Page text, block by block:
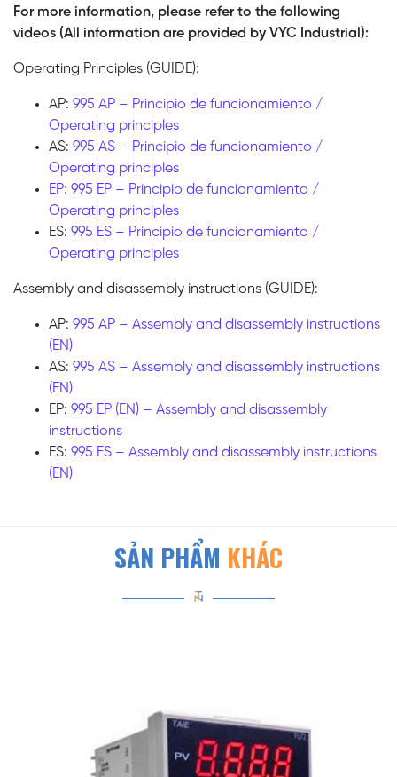
For more information, please refer to the following
videos (All information are provided by VYC Industrial):
Operating Principles (GUIDE):
AP: 995 AP – Principio de funcionamiento /
Operating principles
AS: 995 AS – Principio de funcionamiento /
Operating principles
EP: 995 EP – Principio de funcionamiento /
Operating principles
ES: 995 ES – Principio de funcionamiento /
Operating principles
Assembly and disassembly instructions (GUIDE):
AP: 995 AP – Assembly and disassembly instructions
(EN)
AS: 995 AS – Assembly and disassembly instructions
(EN)
EP: 995 EP (EN) – Assembly and disassembly
instructions
ES: 995 ES – Assembly and disassembly instructions
(EN)
SẢN PHẨM KHÁC